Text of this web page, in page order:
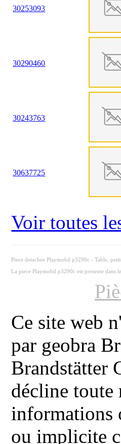
30253093
30290460
30243763
30637725
Voir toutes
Piece detachee Playmobil p3290c - Table,
La piece Playmobil p3290c est presente dans
Ce site web
par geobra
Brandstätter
décline toute
informations
ou implicite